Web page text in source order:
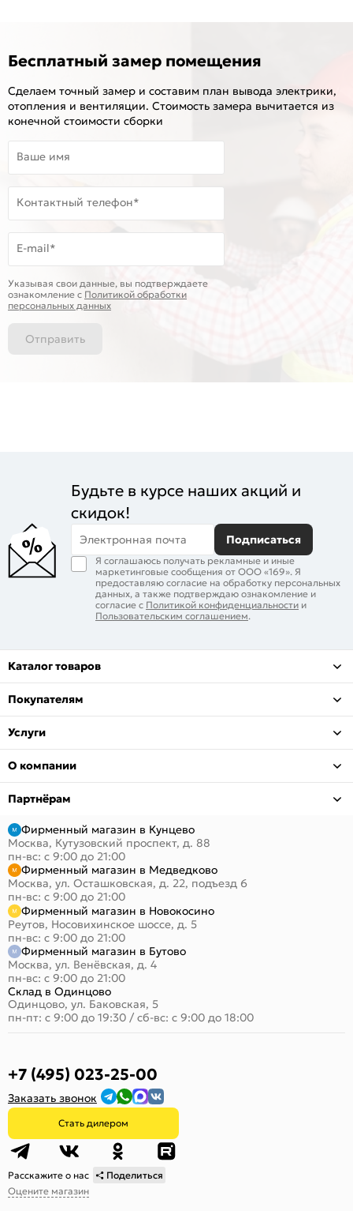
Бесплатный замер помещения
Сделаем точный замер и составим план вывода электрики,
отопления и вентиляции. Стоимость замера вычитается из
конечной стоимости сборки
Ваше имя
Контактный телефон*
E-mail*
Указывая свои данные, вы подтверждаете
ознакомление c Политикой обработки
персональных данных
Отправить
Будьте в курсе наших акций и
скидок!
Электронная почта Подписаться
Я соглашаюсь получать рекламные и иные
маркетинговые сообщения от ООО «169». Я
предоставляю согласие на обработку персональных
данных, а также подтверждаю ознакомление и
согласие с Политикой конфиденциальности и
Пользовательским соглашением.
Каталог товаров
Покупателям
Услуги
О компании
Партнёрам
Фирменный магазин в Кунцево
Москва, Кутузовский проспект, д. 88
пн-вс: с 9:00 до 21:00
Фирменный магазин в Медведково
Москва, ул. Осташковская, д. 22, подъезд 6
пн-вс: с 9:00 до 21:00
Фирменный магазин в Новокосино
Реутов, Носовихинское шоссе, д. 5
пн-вс: с 9:00 до 21:00
Фирменный магазин в Бутово
Москва, ул. Венёвская, д. 4
пн-вс: с 9:00 до 21:00
Склад в Одинцово
Одинцово, ул. Баковская, 5
пн-пт: с 9:00 до 19:30 / сб-вс: с 9:00 до 18:00
+7 (495) 023-25-00
Заказать звонок
Стать дилером
Расскажите о нас
Поделиться
Оцените магазин